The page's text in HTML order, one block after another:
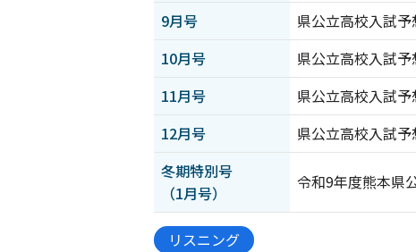
9月号 県公立高校入試予
10月号
県公立高校入試予
11月号
県公立高校入試
12月号
県公立高校入試予
冬期特別号
（1月号）
令和9年度熊本県
リスニング